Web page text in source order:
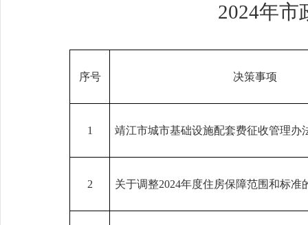
2024年市
序号 决策事项
1 靖江市城市基础设施配套费征收管理办
2 关于调整2024年度住房保障范围和标准